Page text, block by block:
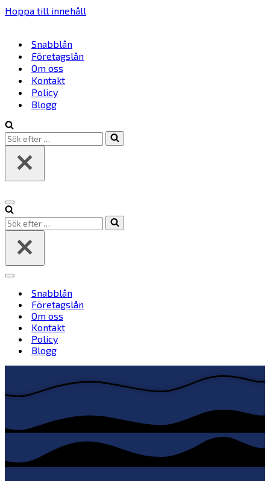
Hoppa till innehåll
Snabblån
Företagslån
Om oss
Kontakt
Policy
Blogg
Sök
efter
Navigeringsmeny
Sök
efter
Navigeringsmeny
Snabblån
Företagslån
Om oss
Kontakt
Policy
Blogg